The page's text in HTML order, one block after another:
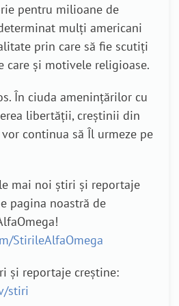
pentru milioane de
mulți americani
prin care să fie scutiți
care și motivele religioase.
În ciuda amenințărilor cu
libertății, creștinii din
continua să Îl urmeze pe
mai noi știri și reportaje
pagina noastră de
StirileAlfaOmega
și reportaje creștine:
stiri